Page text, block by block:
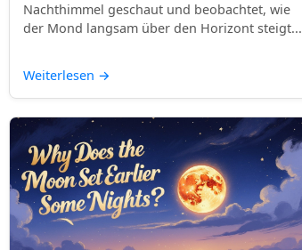
Nachthimmel geschaut und beobachtet, wie
der Mond langsam über den Horizont steigt...
Weiterlesen →